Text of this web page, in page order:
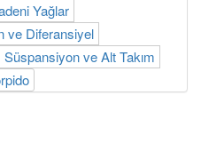
Yağlar
ve Diferansiyel
Süspansiyon ve Alt Takım